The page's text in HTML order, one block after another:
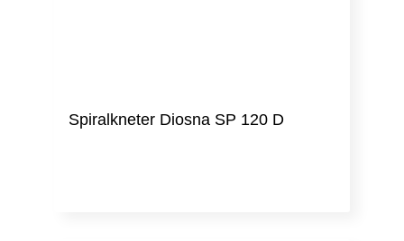
Spiralkneter Diosna SP 120 D